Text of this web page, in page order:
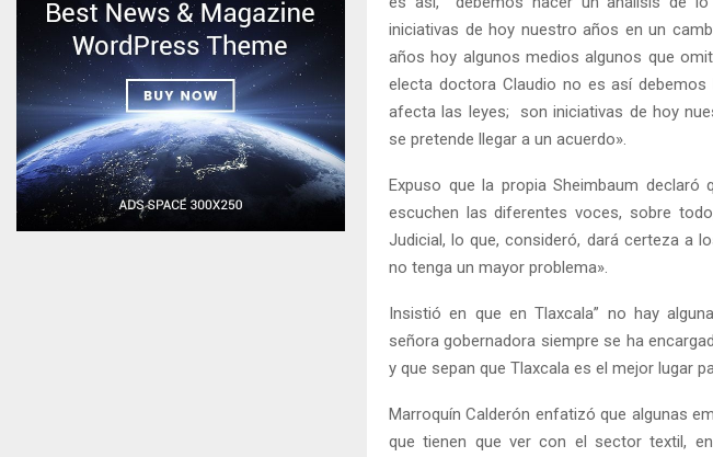
iniciativas de hoy nuestro años en un
años hoy algunos medios algunos que
electa doctora Claudio no es así
afecta las leyes; son iniciativas de hoy
se pretende llegar a un acuerdo».
Expuso que la propia Sheimbaum
escuchen las diferentes voces, sobre
Judicial, lo que, consideró, dará certeza a
no tenga un mayor problema».
Insistió en que en Tlaxcala” no hay
señora gobernadora siempre se ha
y que sepan que Tlaxcala es el mejor lugar
Marroquín Calderón enfatizó que algunas
que tienen que ver con el sector textil,
Reply